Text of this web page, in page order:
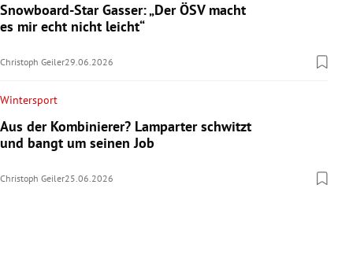
Snowboard-Star Gasser: „Der ÖSV macht
es mir echt nicht leicht“
Christoph Geiler29.06.2026
Wintersport
Aus der Kombinierer? Lamparter schwitzt
und bangt um seinen Job
Christoph Geiler25.06.2026